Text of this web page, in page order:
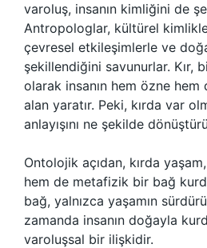
varoluş, insanın kimliğini de
Antropologlar, kültürel
çevresel etkileşimlerle ve
şekillendiğini savunurlar. Kır,
olarak insanın hem özne
alan yaratır. Peki, kırda var
anlayışını ne şekilde
Ontolojik açıdan, kırda
hem de metafizik bir bağ
bağ, yalnızca yaşamın
zamanda insanın doğayla
varoluşsal bir ilişkidir.